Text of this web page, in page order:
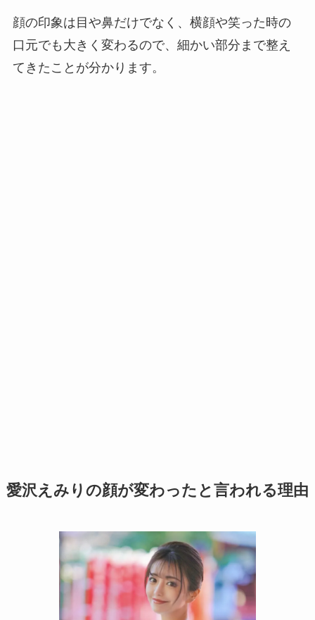
顔の印象は目や鼻だけでなく、横顔や笑った時の
口元でも大きく変わるので、細かい部分まで整え
てきたことが分かります。
愛沢えみりの顔が変わったと言われる理由